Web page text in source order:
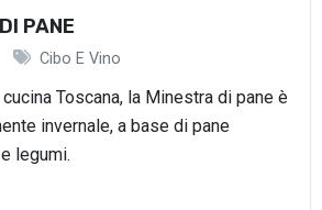
PANE
Cibo E Vino
Toscana, la Minestra di pane è
invernale, a base di pane
legumi.